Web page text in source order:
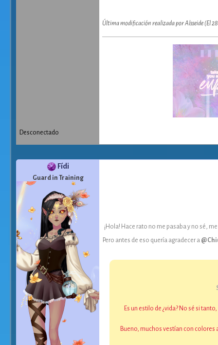
Última modificación realizada por Alsseide (El
Desconectado
Fídi
Guard in Training
¡Hola! Hace rato no me pasaba y no sé,
Pero antes de eso quería agradecer a
Es un estilo de ¿vida? No sé si
Bueno, muchos vestían con